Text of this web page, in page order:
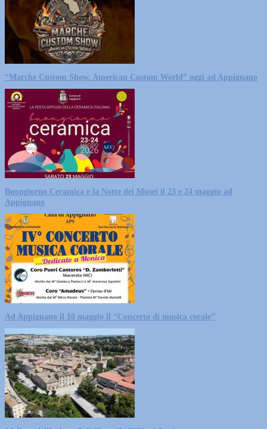
“Marche Custom Show. American Custom World” oggi ad Appignano
Buongiorno Ceramica e la Notte dei Musei il 23 e 24 maggio ad
Appignano
Ad Appignano il 10 maggio il “Concerto di musica corale”